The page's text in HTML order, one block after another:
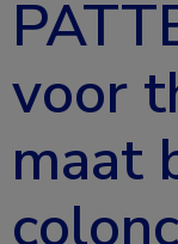
voor
maat